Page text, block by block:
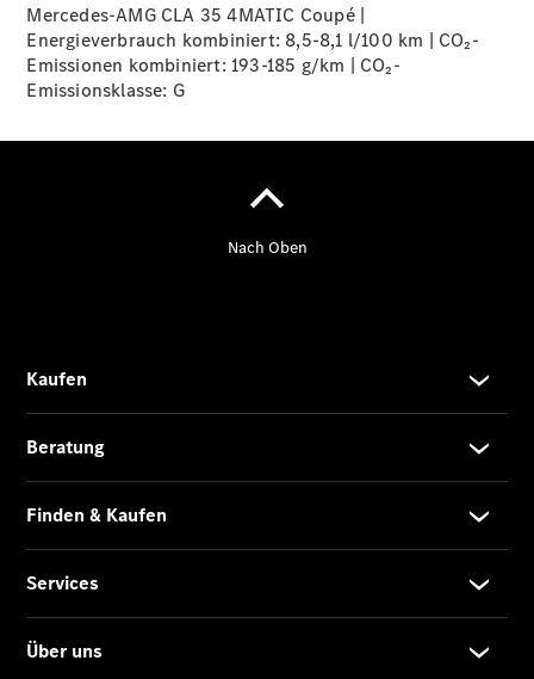
Online
Store
Serviceangebote
Pannen- &
Mercedes-AMG CLA 35 4MATIC Coupé |
Energieverbrauch kombiniert: 8,5-8,1 l/100 km | CO₂-
Emissionen kombiniert: 193-185 g/km | CO₂-
Emissionsklasse: G